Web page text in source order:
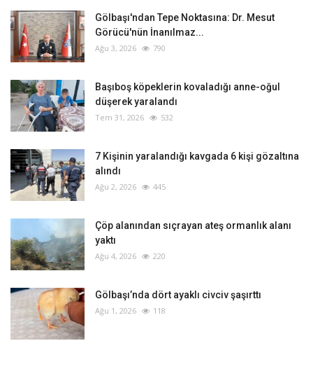
Gölbaşı'ndan Tepe Noktasına: Dr. Mesut
Görücü'nün İnanılmaz...
Ağu 3, 2026 790
Başıboş köpeklerin kovaladığı anne-oğul
düşerek yaralandı
Tem 31, 2026 532
‎7 Kişinin yaralandığı kavgada 6 kişi gözaltına
alındı
Ağu 2, 2026 445
Çöp alanından sıçrayan ateş ormanlık alanı
yaktı
Ağu 4, 2026 220
Gölbaşı’nda dört ayaklı civciv şaşırttı
Ağu 1, 2026 118